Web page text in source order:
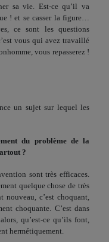
sa vie. Est-ce qu’il va
! et se casser la figure…
ce sont les questions
vous qui avez travaillé
vous repasserez !
un sujet sur lequel les
du problème de la
?
sont très efficaces.
quel­que chose de très
c’est choquant,
choquante. C’est dans
qu’est-ce qu’ils font,
hermétiquement.